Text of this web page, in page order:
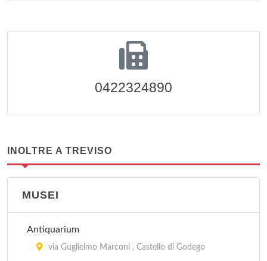
0422324890
INOLTRE A TREVISO
MUSEI
Antiquarium
via Guglielmo Marconi , Castello di Godego